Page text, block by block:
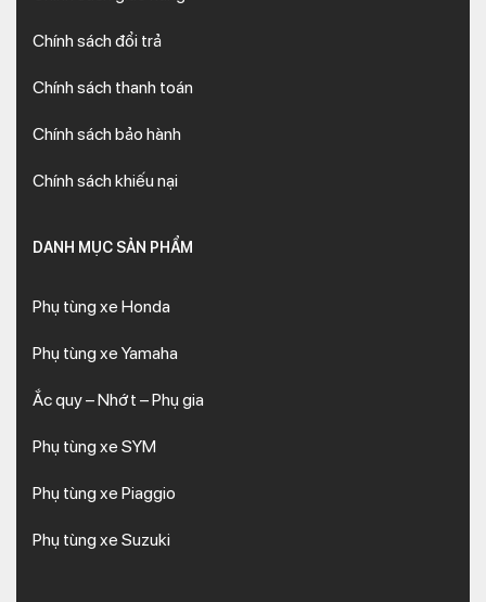
Chính sách đổi trả
Chính sách thanh toán
Chính sách bảo hành
Chính sách khiếu nại
DANH MỤC SẢN PHẨM
Phụ tùng xe Honda
Phụ tùng xe Yamaha
Ắc quy – Nhớt – Phụ gia
Phụ tùng xe SYM
Phụ tùng xe Piaggio
Phụ tùng xe Suzuki